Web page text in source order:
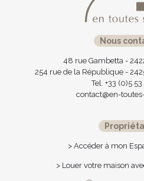
Nous
48 rue Gambetta -
254 rue de la République -
Tel. +33 (0)5
contact@en-
> Accéder à mon
> Louer votre maison